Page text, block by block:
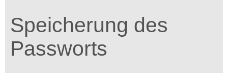
Speicherung des
Passworts